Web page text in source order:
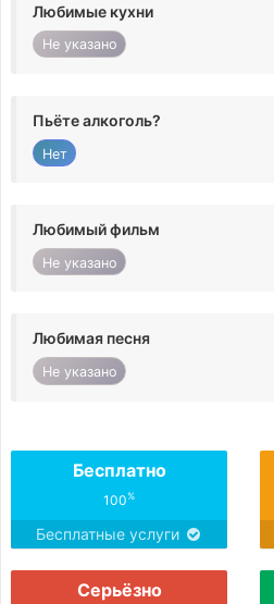
Любимые кухни
Не указано
Пьёте алкоголь?
Нет
Любимый фильм
Не указано
Любимая песня
Не указано
Бесплатно
100%
Бесплатные услуги
Серьёзно